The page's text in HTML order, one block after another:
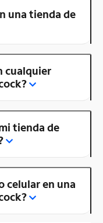
una tienda de
cualquier
tienda de
celular en una